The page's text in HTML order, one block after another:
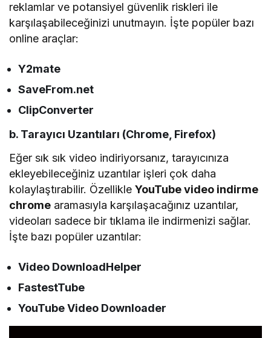
reklamlar ve potansiyel güvenlik riskleri ile
karşılaşabileceğinizi unutmayın. İşte popüler bazı
online araçlar:
Y2mate
SaveFrom.net
ClipConverter
b. Tarayıcı Uzantıları (Chrome, Firefox)
Eğer sık sık video indiriyorsanız, tarayıcınıza
ekleyebileceğiniz uzantılar işleri çok daha
kolaylaştırabilir. ÖzellikleYouTube video indirme
chrome aramasıyla karşılaşacağınız uzantılar,
videoları sadece bir tıklama ile indirmenizi sağlar.
İşte bazı popüler uzantılar:
Video DownloadHelper
FastestTube
YouTube Video Downloader